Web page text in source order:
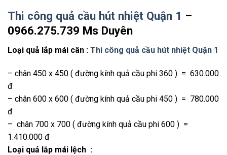
Thi công quả cầu hút nhiệt Quận 1 –
0966.275.739 Ms Duyên
Loại quả lắp mái cân : Thi công quả cầu hút nhiệt Quận 1
– chân 450 x 450 ( đường kính quả cầu phi 360 ) = 630.000
đ
– chân 600 x 600 ( đường kính quả cầu phi 450 ) = 780.000
đ
– chân 700 x 700 ( đường kính quả cầu phi 600 ) =
1.410.000 đ
Loại quả lắp mái lệch :